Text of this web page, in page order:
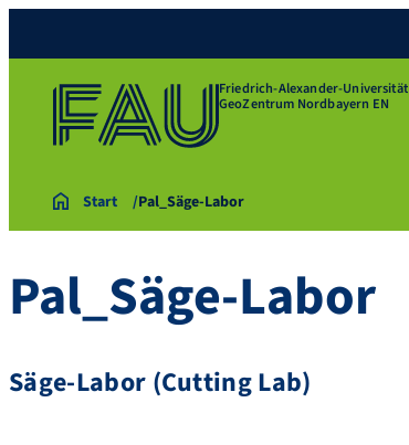
Friedrich-Alexander-Universität
GeoZentrum Nordbayern EN
Start Pal_Säge-Labor
Pal_Säge-Labor
Säge-Labor (Cutting Lab)